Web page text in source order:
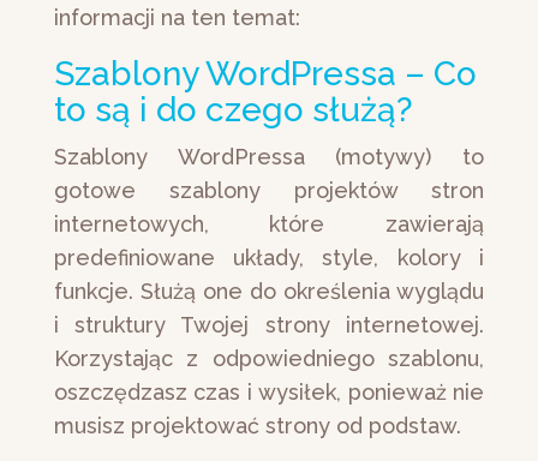
informacji na ten temat:
Szablony WordPressa – Co
to są i do czego służą?
Szablony WordPressa (motywy) to
gotowe szablony projektów stron
internetowych, które zawierają
predefiniowane układy, style, kolory i
funkcje. Służą one do określenia wyglądu
i struktury Twojej strony internetowej.
Korzystając z odpowiedniego szablonu,
oszczędzasz czas i wysiłek, ponieważ nie
musisz projektować strony od podstaw.